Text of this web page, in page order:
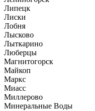
Липецк
Лиски
Лобня
Лысково
Лыткарино
Люберцы
Магнитогорск
Майкоп
Маркс
Миасс
Миллерово
Минеральные Воды